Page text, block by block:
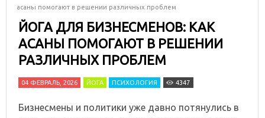
асаны помогают в решении различных проблем
ЙОГА ДЛЯ БИЗНЕСМЕНОВ: КАК
АСАНЫ ПОМОГАЮТ В РЕШЕНИИ
РАЗЛИЧНЫХ ПРОБЛЕМ
04 ФЕВРАЛЬ, 2026 ЙОГА ПСИХОЛОГИЯ 4347
Бизнесмены и политики уже давно потянулись в